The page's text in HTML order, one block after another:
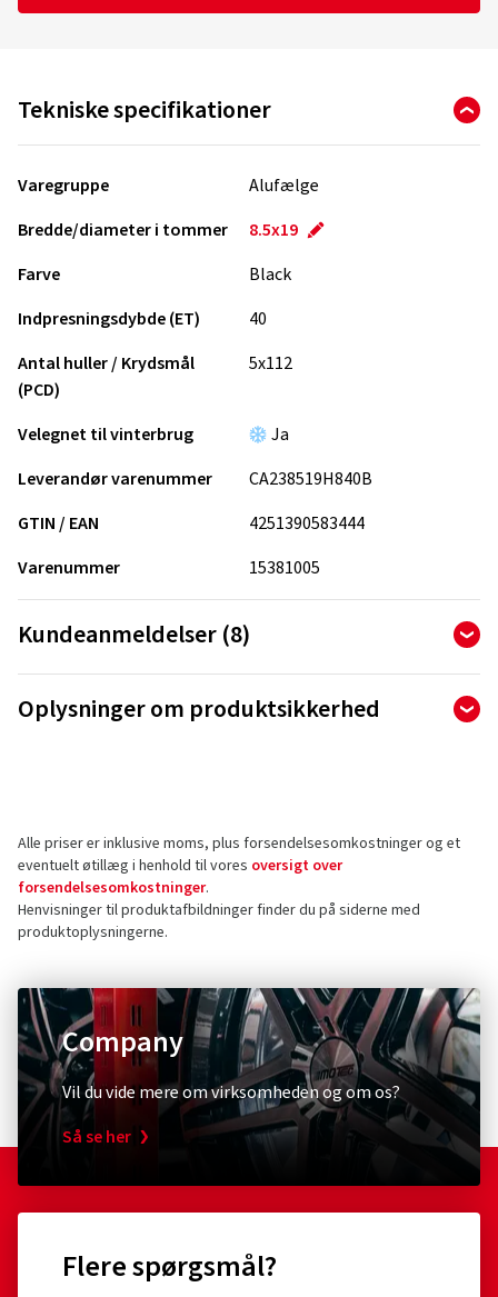
Tekniske specifikationer
Varegruppe
Alufælge
Bredde/diameter i tommer
8.5x19
Farve
Black
Indpresningsdybde (ET)
40
Antal huller / Krydsmål
(PCD)
5x112
Velegnet til vinterbrug
Ja
Leverandør varenummer
CA238519H840B
GTIN / EAN
4251390583444
Varenummer
15381005
Kundeanmeldelser (8)
4,75
ud af i alt 8 anmeldelser
5 Stjerner (7)
4 Stjerner
3 Stjerner
2 Stjerner
Oplysninger om produktsikkerhed
73760 Ostfildern
Tyskland
Kontakt vedrørende produktsikkerhed (ikke
E-mail:Haendler@oxigin.de
Alle priser er inklusive moms, plus forsendelsesomkostninger og et
eventuelt øtillæg i henhold til vores oversigt over
forsendelsesomkostninger.
Henvisninger til produktafbildninger finder du på siderne med
produktoplysningerne.
Company
Vil du vide mere om virksomheden og om os?
Så se her
Flere spørgsmål?